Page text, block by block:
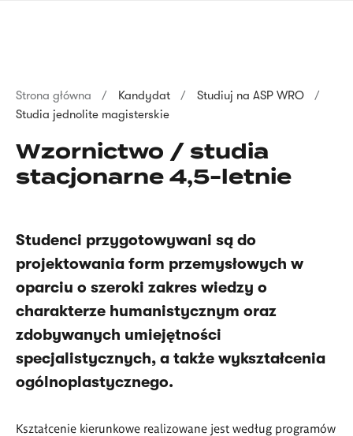
Ścieżka
nawigacyjna
Strona główna Kandydat
Studiuj na ASP WRO
Studia jednolite magisterskie
Wzornictwo / studia
stacjonarne 4,5-letnie
Studenci przygotowywani są do
projektowania form przemysłowych w
oparciu o szeroki zakres wiedzy o
charakterze humanistycznym oraz
zdobywanych umiejętności
specjalistycznych, a także wykształcenia
ogólnoplastycznego.
Kształcenie kierunkowe realizowane jest według programów